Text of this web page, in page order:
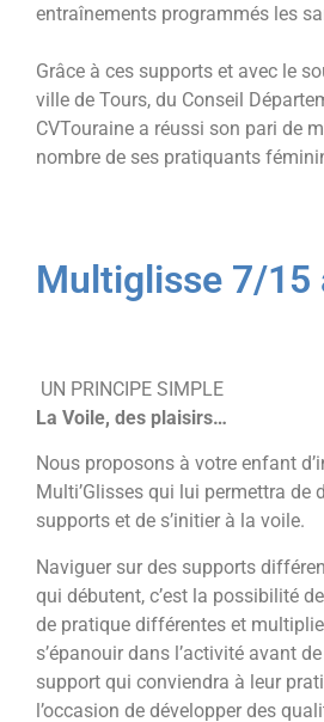
entraînements programmés les
Grâce à ces supports et avec le
ville de Tours, du Conseil
CVTouraine a réussi son pari de
nombre de ses pratiquants
Multiglisse 7/15
UN PRINCIPE SIMPLE
La Voile, des plaisirs…
Nous proposons à votre enfant
Multi’Glisses qui lui permettra de
supports et de s’initier à la voile.
Naviguer sur des supports
qui débutent, c’est la possibilité
de pratique différentes et
s’épanouir dans l’activité avant
support qui conviendra à leur
l’occasion de développer des